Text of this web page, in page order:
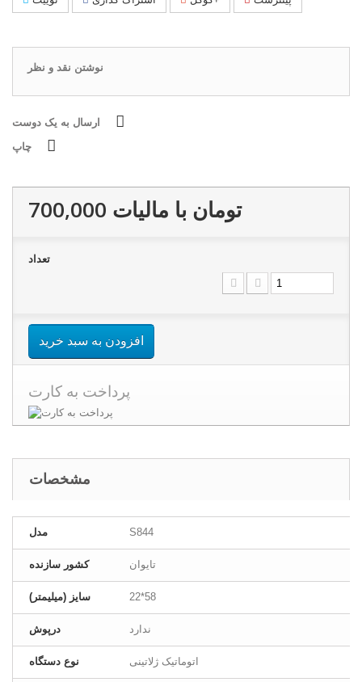
نوشتن نقد و نظر
ارسال به یک دوست
چاپ
700,000 تومان با ماليات
تعداد
افزودن به سبد خرید
پرداخت به کارت
مشخصات
مدل S844
کشور سازنده تایوان
سایز (میلیمتر) 22*58
درپوش ندارد
نوع دستگاه اتوماتیک ژلاتینی